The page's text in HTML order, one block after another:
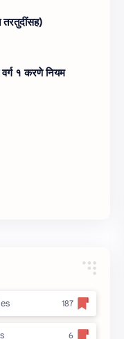
(अद्‍ययावत तरतुदींसह)
१ करणे नियम